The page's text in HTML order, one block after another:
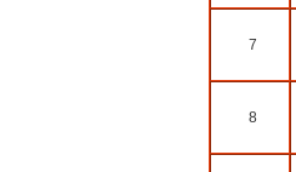
7
8